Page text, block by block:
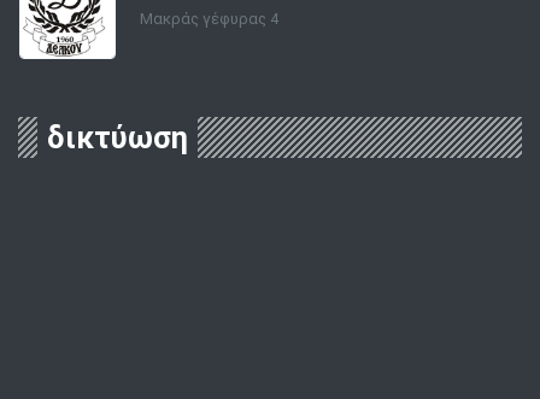
Μακράς γέφυρας 4
δικτύωση